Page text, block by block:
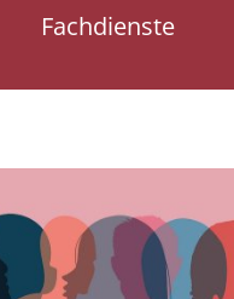
Fachdienste